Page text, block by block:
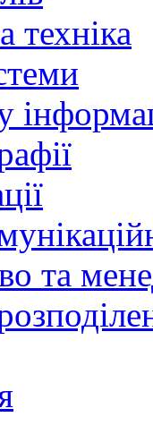
техніка
та